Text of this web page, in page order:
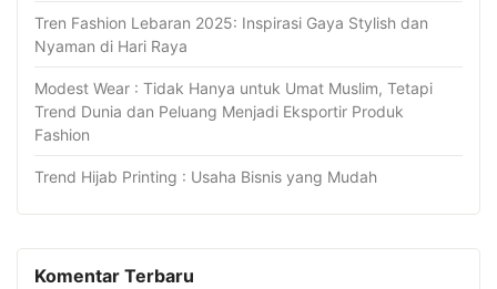
Tren Fashion Lebaran 2025: Inspirasi Gaya Stylish dan
Nyaman di Hari Raya
Modest Wear : Tidak Hanya untuk Umat Muslim, Tetapi
Trend Dunia dan Peluang Menjadi Eksportir Produk
Fashion
Trend Hijab Printing : Usaha Bisnis yang Mudah
Komentar Terbaru